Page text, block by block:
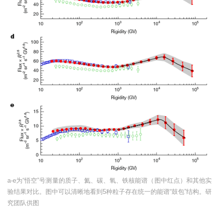
a-e为“悟空”号测量的质子、氦、碳、氧、铁核能谱（图中红点）和其他实
验结果对比。图中可以清晰地看到5种粒子存在统一的能谱“鼓包”结构。研
究团队供图